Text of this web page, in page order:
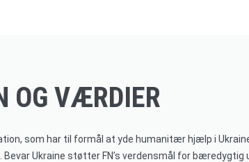
OG VÆRDIER
som har til formål at yde humanitær hjælp i
Ukraine støtter FN’s verdensmål for bæredygtig